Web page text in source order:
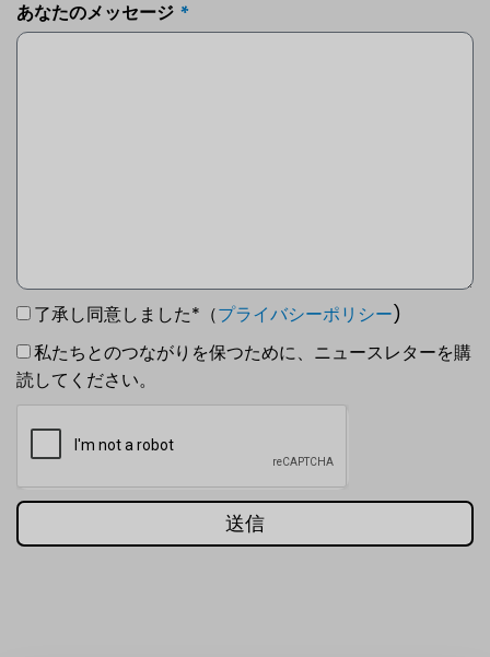
あなたのメッセージ
了承し同意しました*（プライバシーポリシー)
私たちとのつながりを保つために、ニュースレターを購
読してください。
送信